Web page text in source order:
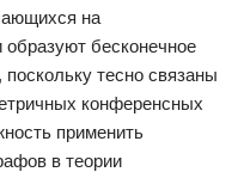
на
бесконечное
тесно связаны
конференсных
применить
в теории